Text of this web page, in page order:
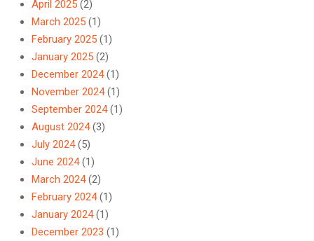
April 2025 (2)
March 2025 (1)
February 2025 (1)
January 2025 (2)
December 2024(1)
November 2024(1)
September 2024(1)
August 2024(3)
July 2024(5)
June 2024(1)
March 2024(2)
February 2024(1)
January 2024(1)
December 2023 (1)